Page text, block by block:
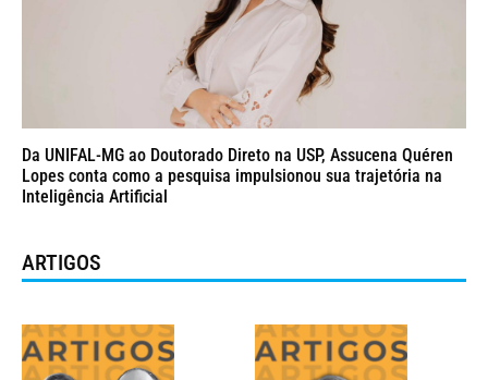
Da UNIFAL-MG ao Doutorado Direto na USP, Assucena Quéren
Lopes conta como a pesquisa impulsionou sua trajetória na
Inteligência Artificial
ARTIGOS